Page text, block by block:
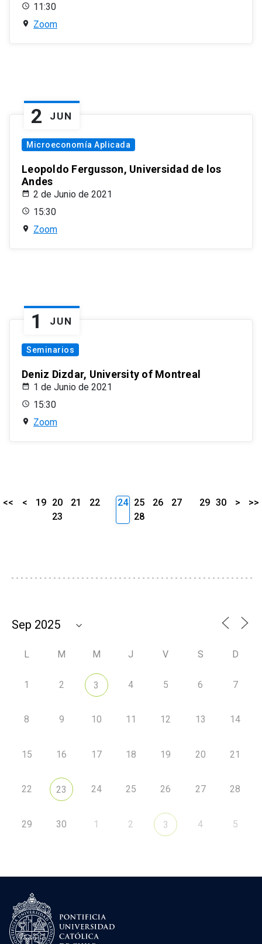
11:30
Zoom
2 JUN
Microeconomía Aplicada
Leopoldo Fergusson, Universidad de los
Andes
2 de Junio de 2021
15:30
Zoom
1 JUN
Seminarios
Deniz Dizdar, University of Montreal
1 de Junio de 2021
15:30
Zoom
<< < 19 20 21
22
23
24 25 26
27
28
29 30 > >>
L M M J V S D
1 2 3 4 5 6 7
8 9 10 11 12 13 14
15 16 17 18 19 20 21
22 23 24 25 26 27 28
29 30 1 2 3 4 5